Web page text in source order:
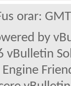
orar:
by
Engine